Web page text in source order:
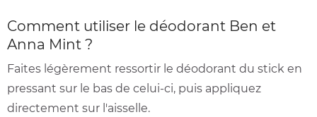
Comment utiliser le déodorant Ben et
Anna Mint ?
Faites légèrement ressortir le déodorant du stick en
pressant sur le bas de celui-ci, puis appliquez
directement sur l'aisselle.